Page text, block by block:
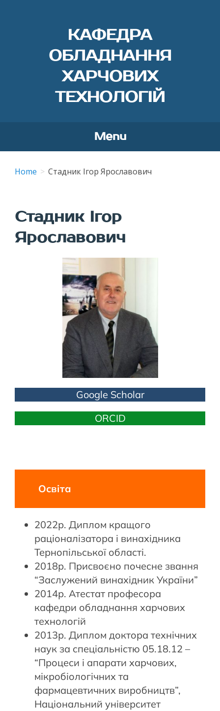
КАФЕДРА
ОБЛАДНАННЯ
ХАРЧОВИХ
ТЕХНОЛОГІЙ
Menu
content
Home Стадник Ігор Ярославович
Стадник Ігор
Ярославович
Google Scholar
ORCID
Освіта
2022р. Диплом кращого
раціоналізатора і винахідника
Тернопільської області.
2018р. Присвоєно почесне звання
“Заслужений винахідник України”
2014р. Атестат професора
кафедри обладнання харчових
технологій
2013р. Диплом доктора технічних
наук за спеціальністю 05.18.12 –
“Процеси і апарати харчових,
мікробіологічних та
фармацевтичних виробництв”,
Національний університет